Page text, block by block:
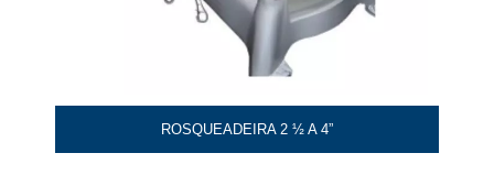
ROSQUEADEIRA 2 ½ A 4”